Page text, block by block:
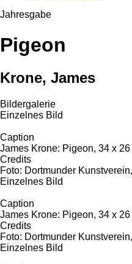
Jahresgabe
Pigeon
Krone, James
Bildergalerie
Einzelnes Bild
Caption
James Krone: Pigeon, 34 x
Credits
Foto: Dortmunder
Einzelnes Bild
Caption
James Krone: Pigeon, 34 x
Credits
Foto: Dortmunder
Einzelnes Bild